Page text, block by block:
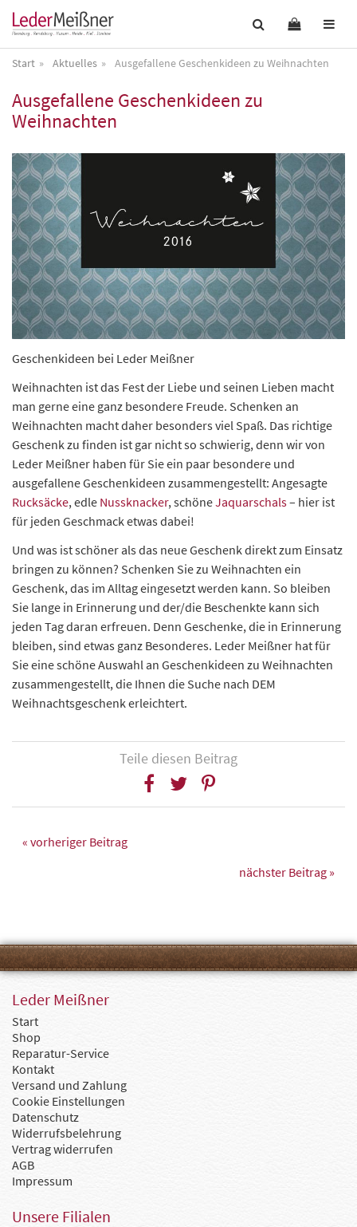
Start Aktuelles Ausgefallene Geschenkideen zu Weihnachten
Ausgefallene Geschenkideen zu
Weihnachten
Geschenkideen bei Leder Meißner
Weihnachten ist das Fest der Liebe und seinen Lieben macht
man gerne eine ganz besondere Freude. Schenken an
Weihnachten macht daher besonders viel Spaß. Das richtige
Geschenk zu finden ist gar nicht so schwierig, denn wir von
Leder Meißner haben für Sie ein paar besondere und
ausgefallene Geschenkideen zusammengestellt: Angesagte
Rucksäcke, edle Nussknacker, schöneJaquarschals– hier ist
für jeden Geschmack etwas dabei!
Und was ist schöner als das neue Geschenk direkt zum Einsatz
bringen zu können? Schenken Sie zu Weihnachten ein
Geschenk, das im Alltag eingesetzt werden kann. So bleiben
Sie lange in Erinnerung und der/die Beschenkte kann sich
jeden Tag daran erfreuen. Denn Geschenke, die in Erinnerung
bleiben, sind etwas ganz Besonderes. Leder Meißner hat für
Sie eine schöne Auswahl an Geschenkideen zu Weihnachten
zusammengestellt, die Ihnen die Suche nach DEM
Weihnachtsgeschenk erleichtert.
Teile diesen Beitrag
« vorheriger Beitrag
nächster Beitrag »
Leder Meißner
Start
Shop
Reparatur-Service
Kontakt
Versand und Zahlung
Cookie Einstellungen
Datenschutz
Widerrufsbelehrung
Vertrag widerrufen
AGB
Impressum
Unsere Filialen